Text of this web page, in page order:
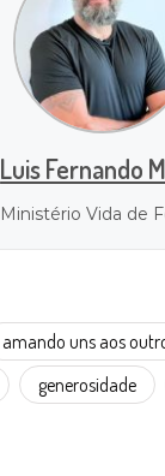
Luis Fernando
Ministério Vida de
amando uns aos
generosidade